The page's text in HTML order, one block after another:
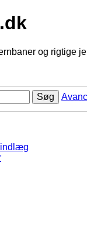
og rigtige
Søg
indlæg